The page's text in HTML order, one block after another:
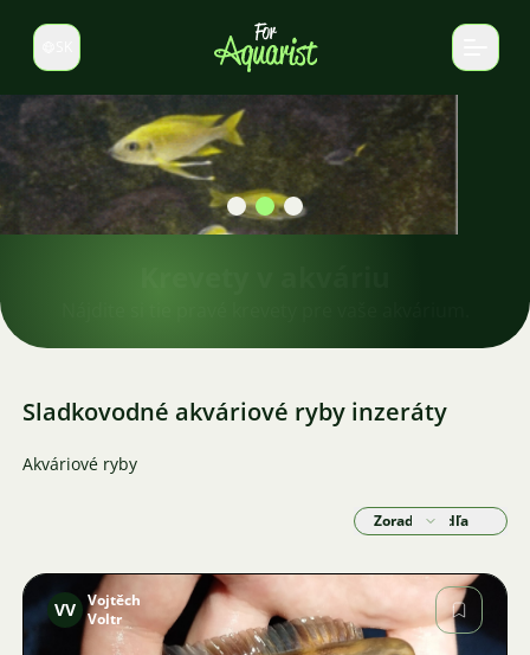
Prepnúť jazyk
Sladkovodné akváriové ryby inzeráty
Akváriové ryby
Zoradiť podľa
VV Vojtěch
Voltr